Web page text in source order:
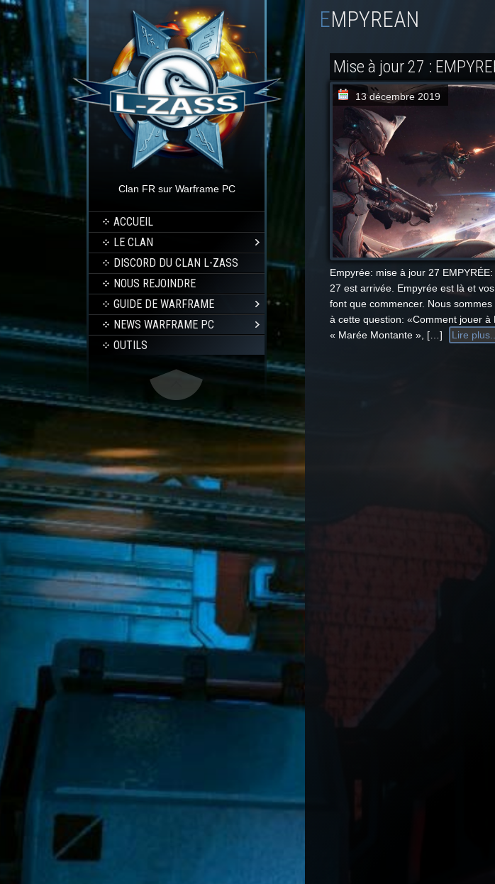
Clan FR sur Warframe PC
ACCUEIL
LE CLAN
DISCORD DU CLAN L-ZASS
NOUS REJOINDRE
GUIDE DE WARFRAME
NEWS WARFRAME PC
OUTILS
EMPYREAN
Mise à jour 27 :
13 décembre 2019
Empyrée: mise à jour 27
27 est arrivée. Empyrée est là et
font que commencer. Nous
à cette question: «Comment jouer
« Marée Montante », […]
Lire plus...